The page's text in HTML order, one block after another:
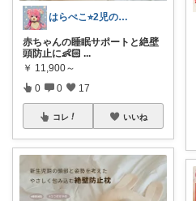
はらぺこ⭐︎2児のママ
赤ちゃんの睡眠サポートと絶壁
頭防止に👶🏻 ...
￥ 11,900～
0 0 17
コレ いいね